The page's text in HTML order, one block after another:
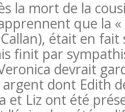
la mort de la
que la «
était en
finit par
devrait
argent dont Edith
et Liz ont été